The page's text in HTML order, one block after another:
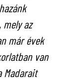
az
már évek
van
Madarait